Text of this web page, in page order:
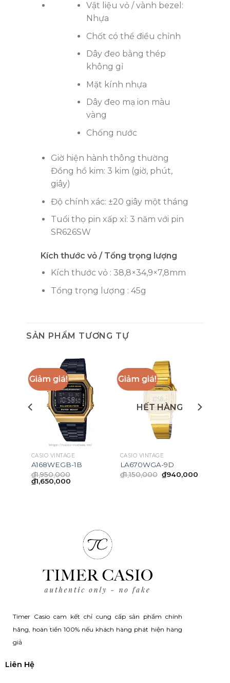
Vật liệu vỏ / vành bezel:
Nhựa
Chốt có thể điều chỉnh
Dây đeo bằng thép
không gỉ
Mặt kính nhựa
Dây đeo mạ ion màu
vàng
Chống nước
Giờ hiện hành thông thường
Đồng hồ kim: 3 kim (giờ, phút,
giây)
Độ chính xác: ±20 giây một tháng
Tuổi thọ pin xấp xỉ: 3 năm với pin
SR626SW
Kích thước vỏ / Tổng trọng lượng
Kích thước vỏ : 38,8×34,9×7,8mm
Tổng trọng lượng : 45g
SẢN PHẨM TƯƠNG TỰ
Giảm giá!
CASIO VINTAGE
A168WEGB-1B
₫1,950,000
Giá
gốc
₫1,650,000Giá
Giảm giá!
HẾT HÀNG
CASIO VINTAGE
LA670WGA-9D
₫1,150,000 Giá
gốc
₫940,000Giá
hiện
Timer Casio cam kết chỉ cung cấp sản phẩm chính
hãng, hoàn tiền 100% nếu khách hàng phát hiện hàng
giả
Liên Hệ